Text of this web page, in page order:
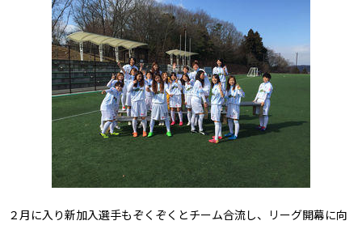
２月に入り新加入選手もぞくぞくとチーム合流し、リーグ開幕に向